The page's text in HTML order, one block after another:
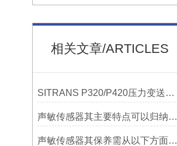
相关文章/ARTICLES
SITRANS P320/P420压力变送器概述
声敏传感器其主要特点可以归纳为以下几个核心维度
声敏传感器其保养需从以下方面入手